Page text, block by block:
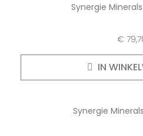
Synergie
€
IN
Synergie